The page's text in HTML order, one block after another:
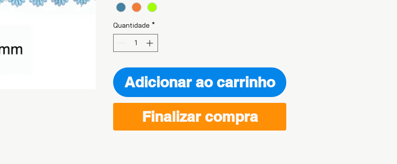
Quantidade *
Adicionar ao carrinho
Finalizar compra